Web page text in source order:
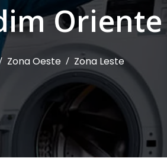
Oriente
Zona Oeste / Zona Leste